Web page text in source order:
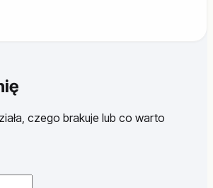
czego brakuje lub co warto